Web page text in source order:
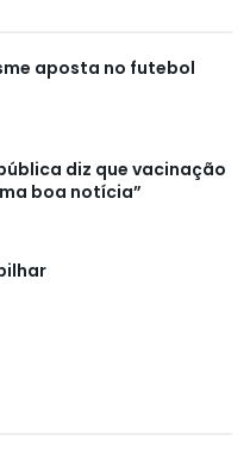
aposta no futebol
diz que vacinação
boa notícia”